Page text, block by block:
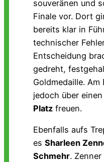
souveränen und
Finale vor. Dort
bereits klar in
technischer
Entscheidung
gedreht,
Goldmedaille.
jedoch über
Platz freuen.
Ebenfalls aufs
es Sharleen
Schmehr.